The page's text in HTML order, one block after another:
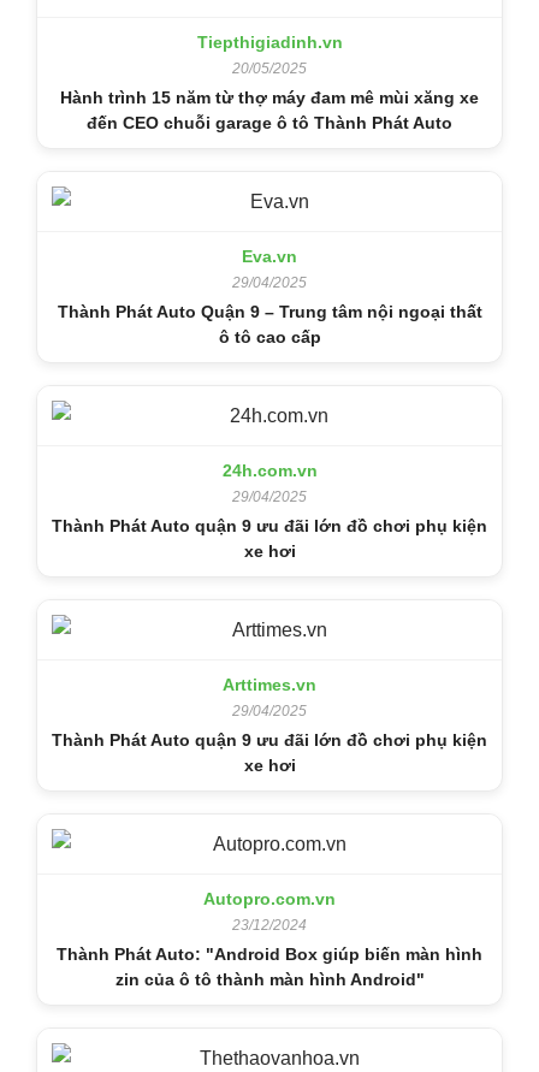
Tiepthigiadinh.vn
20/05/2025
Hành trình 15 năm từ thợ máy đam mê mùi xăng xe
đến CEO chuỗi garage ô tô Thành Phát Auto
Eva.vn
29/04/2025
Thành Phát Auto Quận 9 – Trung tâm nội ngoại thất
ô tô cao cấp
24h.com.vn
29/04/2025
Thành Phát Auto quận 9 ưu đãi lớn đồ chơi phụ kiện
xe hơi
Arttimes.vn
29/04/2025
Thành Phát Auto quận 9 ưu đãi lớn đồ chơi phụ kiện
xe hơi
Autopro.com.vn
23/12/2024
Thành Phát Auto: "Android Box giúp biến màn hình
zin của ô tô thành màn hình Android"